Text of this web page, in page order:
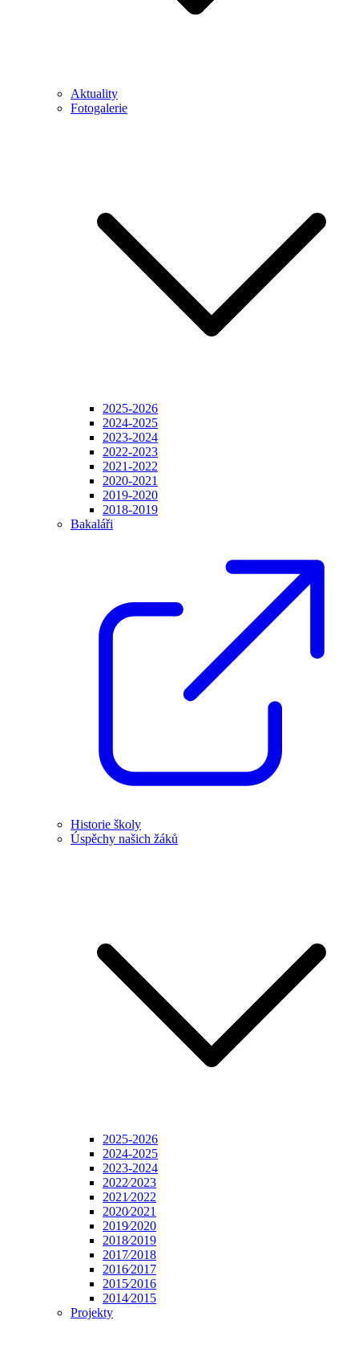
Aktuality
Fotogalerie
2025-2026
2024-2025
2023-2024
2022-2023
2021-2022
2020-2021
2019-2020
2018-2019
Bakaláři
Historie školy
Úspěchy našich žáků
2025-2026
2024-2025
2023-2024
2022⁄2023
2021⁄2022
2020⁄2021
2019⁄2020
2018⁄2019
2017⁄2018
2016⁄2017
2015⁄2016
2014⁄2015
Projekty